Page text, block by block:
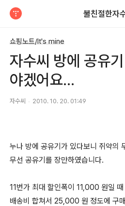
불친절한자
쇼핑노트/It's mine
자수씨 방에 공유
야겠어요...
자수씨 2010. 10. 20. 01:49
누나 방에 공유기가 있다보니 쥐약의
무선 공유기를 장만하였습니다.
11번가 최대 할인폭이 11,000 원일
배송비 합쳐서 25,000 원 정도에 구